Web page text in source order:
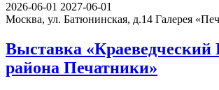
2026-06-01 2027-06-01
Москва, ул. Батюнинская, д.14 Галерея
Выставка «Краеведческий
района Печатники»